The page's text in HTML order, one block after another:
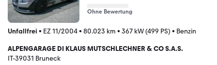
Ohne Bewertung
Unfallfrei • EZ 11/2004• 80.023 km • 367 kW (499 PS) • Benzin
ALPENGARAGE DI KLAUS MUTSCHLECHNER & CO S.A.S.
IT-39031 Bruneck